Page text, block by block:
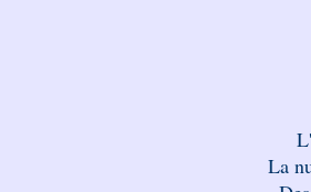
La